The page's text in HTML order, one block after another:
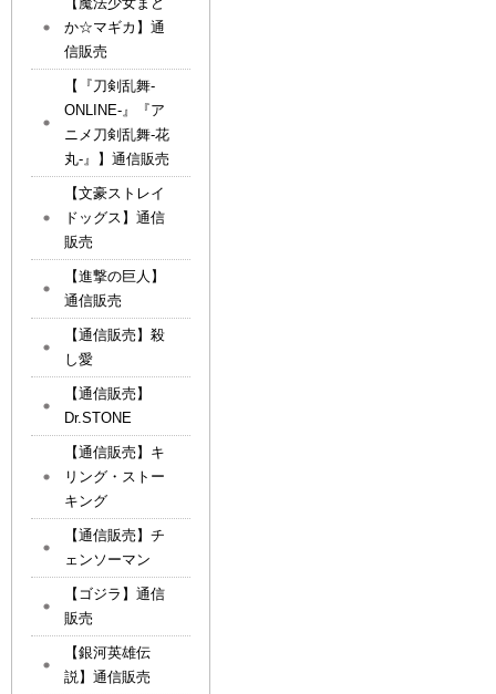
か☆マギカ】通
信販売
【『刀剣乱舞-
ONLINE-』『ア
ニメ刀剣乱舞-花
丸-』】通信販売
【文豪ストレイ
ドッグス】通信
販売
【進撃の巨人】
通信販売
【通信販売】殺
し愛
【通信販売】
Dr.STONE
【通信販売】キ
リング・ストー
キング
【通信販売】チ
ェンソーマン
【ゴジラ】通信
販売
【銀河英雄伝
説】通信販売